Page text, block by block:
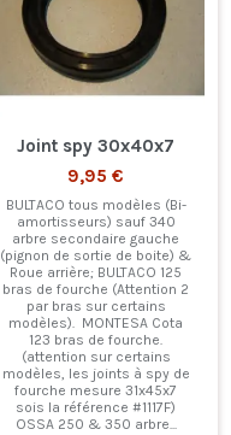
Joint spy 30x40x7
9,95 €
BULTACO tous modèles (Bi-
amortisseurs) sauf 340
arbre secondaire gauche
(pignon de sortie de boite) &
Roue arrière; BULTACO 125
bras de fourche (Attention 2
par bras sur certains
modèles). MONTESA Cota
123 bras de fourche.
(attention sur certains
modèles, les joints à spy de
fourche mesure 31x45x7
sois la référence #1117F)
OSSA 250 & 350 arbre...